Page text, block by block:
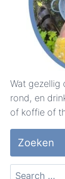
Wat gezellig
rond, en
of koffie of
Zoeken
Search